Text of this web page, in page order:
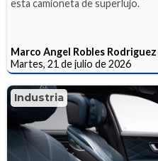
esta camioneta de superlujo.
Marco Angel Robles Rodriguez
Martes, 21 de julio de 2026
Industria